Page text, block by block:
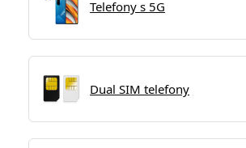
Telefony s 5G
Dual SIM telefony